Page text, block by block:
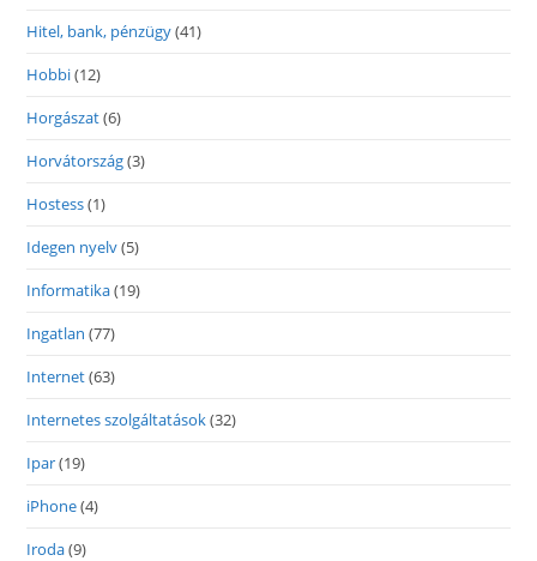
Hitel, bank, pénzügy(41)
Hobbi(12)
Horgászat(6)
Horvátország(3)
Hostess(1)
Idegen nyelv(5)
Informatika(19)
Ingatlan (77)
Internet(63)
Internetes szolgáltatások(32)
Ipar(19)
iPhone(4)
Iroda(9)